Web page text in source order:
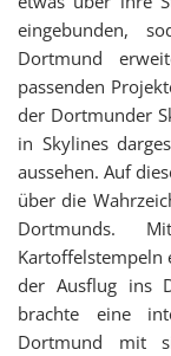
eingebunden,
Dortmund
passenden
der Dortmunder
in Skylines
aussehen. Auf
über die
Dortmunds.
Kartoffelstempeln
der Ausflug ins
brachte eine
Dortmund mit